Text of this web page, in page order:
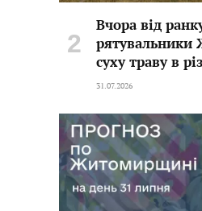
Вчора від
суху траву в
31.07.2026